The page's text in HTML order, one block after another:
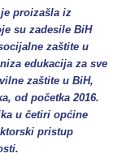
proizašla iz
su zadesile BiH
zaštite u
edukacija za sve
zaštite u BiH,
od početka 2016.
u četiri općine
pristup